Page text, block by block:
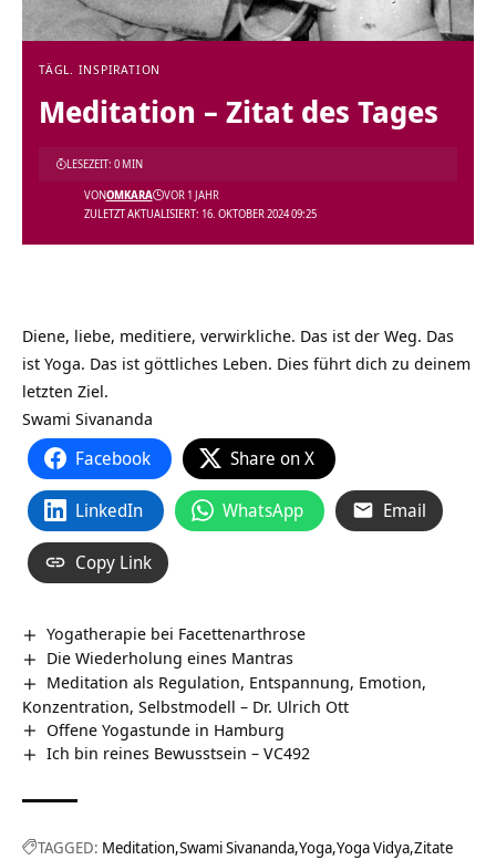
TÄGL. INSPIRATION
Meditation – Zitat des Tages
ZULETZT AKTUALISIERT: 16. OKTOBER 2024 09:25
VONOMKARA VOR 1 JAHR
LESEZEIT: 0 MIN
Diene, liebe, meditiere, verwirkliche. Das ist der Weg. Das
ist Yoga. Das ist göttliches Leben. Dies führt dich zu deinem
letzten Ziel.
Swami Sivananda
Facebook Share on X
LinkedIn WhatsApp Email
Copy Link
Yogatherapie bei Facettenarthrose
Die Wiederholung eines Mantras
Meditation als Regulation, Entspannung, Emotion,
Konzentration, Selbstmodell – Dr. Ulrich Ott
Offene Yogastunde in Hamburg
Ich bin reines Bewusstsein – VC492
TAGGED: Meditation Swami Sivananda Yoga Yoga Vidya Zitate